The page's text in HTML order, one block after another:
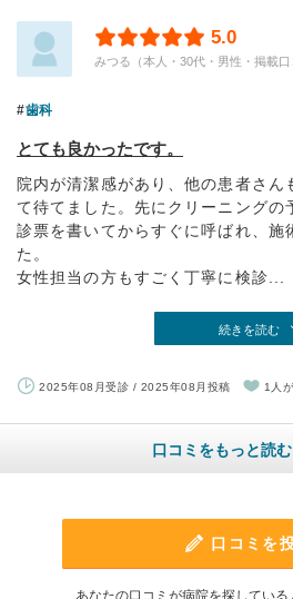
5.0
みつる（本人・30代・男性・掲載口
歯科
とても良かったです。
院内が清潔感があり、他の患者さん
て待てました。先にクリーニングの
診票を書いてからすぐに呼ばれ、施
た。
女性担当の方もすごく丁寧に検診...
続きを読む
2025年08月受診 / 2025年08月投稿 1人
口コミをもっと読
口コミを
あなたの口コミが病院を探している